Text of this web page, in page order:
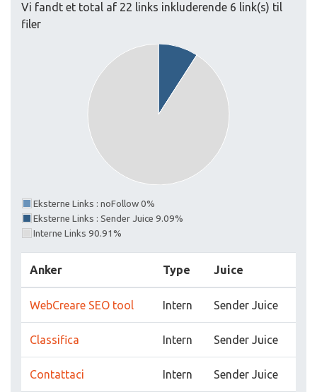
Vi fandt et total af 22 links inkluderende 6 link(s) til
filer
Eksterne Links : noFollow 0%
Eksterne Links : Sender Juice 9.09%
Interne Links 90.91%
Anker Type Juice
WebCreare SEO tool Intern Sender Juice
Classifica Intern Sender Juice
Contattaci Intern Sender Juice